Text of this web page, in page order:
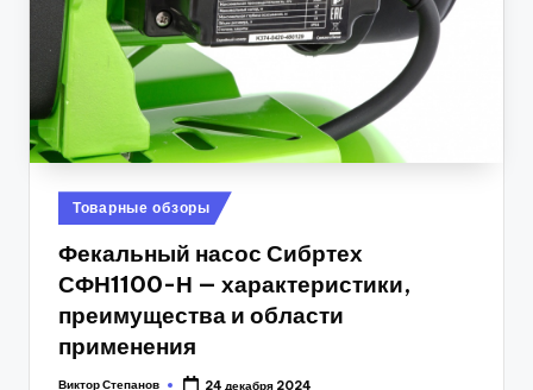
Posted
in
Товарные обзоры
Фекальный насос Сибртех
СФН1100-Н — характеристики,
преимущества и области
применения
Виктор Степанов 24 декабря 2024